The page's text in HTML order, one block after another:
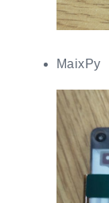
MaixPy